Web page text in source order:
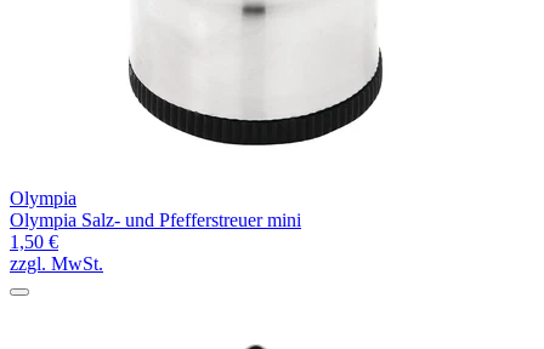
Olympia
Olympia Salz- und Pfefferstreuer mini
1,50 €
zzgl. MwSt.